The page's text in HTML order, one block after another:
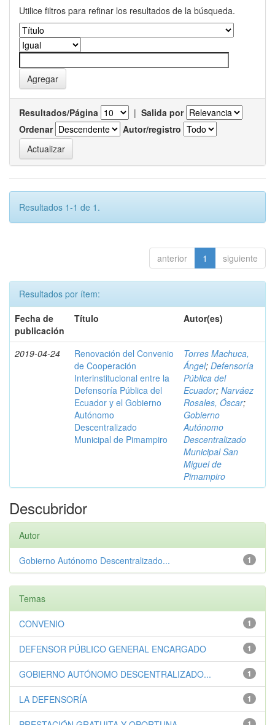
Utilice filtros para refinar los resultados de la búsqueda.
Resultados/Página | Salida por
Ordenar
Autor/registro
Resultados 1-1 de 1.
anterior 1 siguiente
Resultados por ítem:
Fecha de
publicación
Título Autor(es)
2019-04-24
Renovación del Convenio
de Cooperación
Interinstitucional entre la
Defensoría Pública del
Ecuador y el Gobierno
Autónomo
Descentralizado
Municipal de Pimampiro
Torres Machuca,
Ángel; Defensoría
Pública del
Ecuador; Narváez
Rosales, Óscar;
Gobierno
Autónomo
Descentralizado
Municipal San
Miguel de
Pimampiro
Descubridor
Autor
1
Gobierno Autónomo Descentralizado...
Temas
1
CONVENIO
1
DEFENSOR PÚBLICO GENERAL ENCARGADO
1
GOBIERNO AUTÓNOMO DESCENTRALIZADO...
1
LA DEFENSORÍA